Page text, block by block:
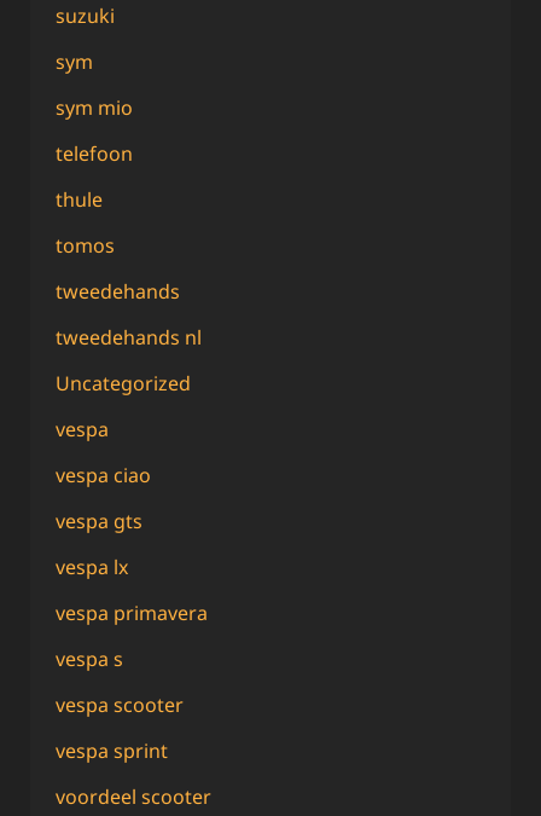
suzuki
sym
sym mio
telefoon
thule
tomos
tweedehands
tweedehands nl
Uncategorized
vespa
vespa ciao
vespa gts
vespa lx
vespa primavera
vespa s
vespa scooter
vespa sprint
voordeel scooter